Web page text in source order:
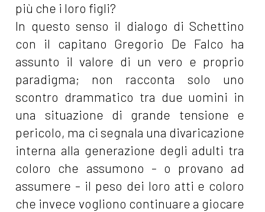
più che i loro figli?
In questo senso il dialogo di Schettino
con il capitano Gregorio De Falco ha
assunto il valore di un vero e proprio
paradigma; non racconta solo uno
scontro drammatico tra due uomini in
una situazione di grande tensione e
pericolo, ma ci segnala una divaricazione
interna alla generazione degli adulti tra
coloro che assumono - o provano ad
assumere - il peso dei loro atti e coloro
che invece vogliono continuare a giocare